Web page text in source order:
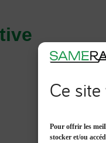
Ce
Pour offrir les
stocker et/ou